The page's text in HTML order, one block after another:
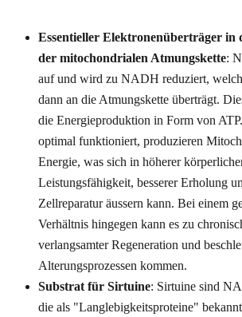
Essentieller Elektronenüberträger in
der mitochondrialen Atmungskette:
auf und wird zu NADH reduziert,
dann an die Atmungskette überträgt.
die Energieproduktion in Form von
optimal funktioniert, produzieren
Energie, was sich in höherer
Leistungsfähigkeit, besserer Erholung
Zellreparatur äussern kann. Bei einem
Verhältnis hingegen kann es zu
verlangsamter Regeneration und
Alterungsprozessen kommen.
Substrat für Sirtuine: Sirtuine sind
die als "Langlebigkeitsproteine"